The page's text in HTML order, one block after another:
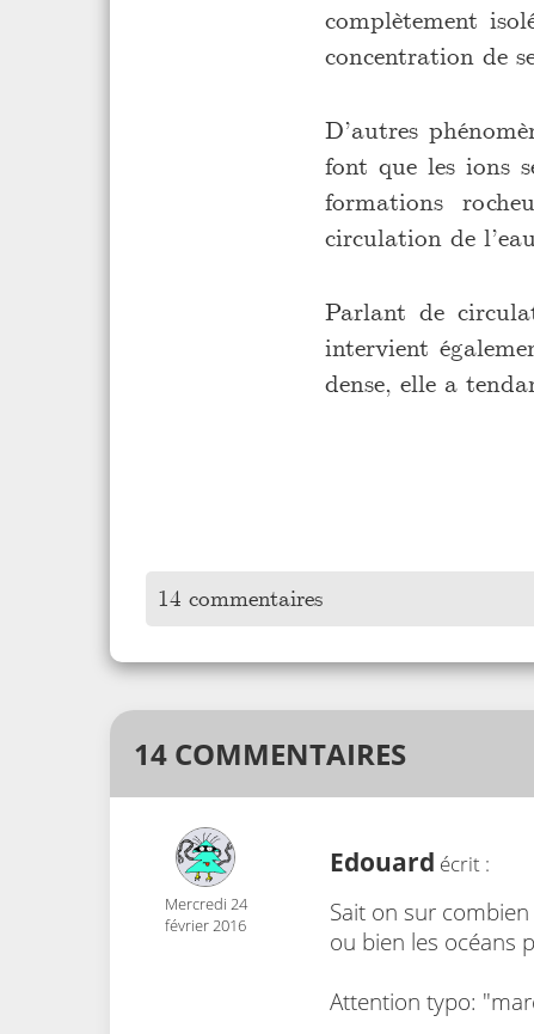
complètement
concentration de
D’autres
font que les ions
formations
circulation de
Parlant de
intervient
dense, elle a
14 commentaires
14 COMMENTAIRES
Mercredi 24
février 2016
Edouard écrit :
Sait on sur
ou bien les océans
Attention typo: